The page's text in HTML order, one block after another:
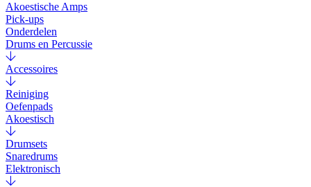
Akoestische Amps
Pick-ups
Onderdelen
Drums en Percussie
Accessoires
Reiniging
Oefenpads
Akoestisch
Drumsets
Snaredrums
Elektronisch